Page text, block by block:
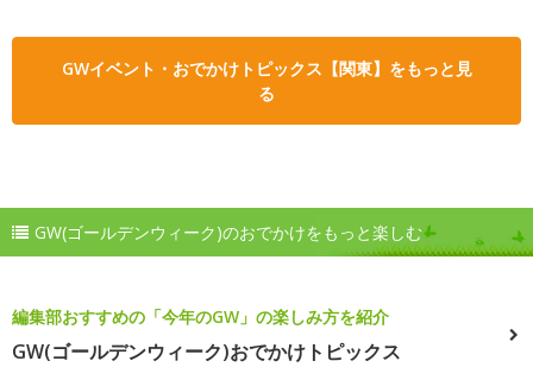
GWイベント・おでかけトピックス【関東】をもっと見
る
GW(ゴールデンウィーク)のおでかけをもっと楽しむ
編集部おすすめの「今年のGW」の楽しみ方を紹介
GW(ゴールデンウィーク)おでかけトピックス